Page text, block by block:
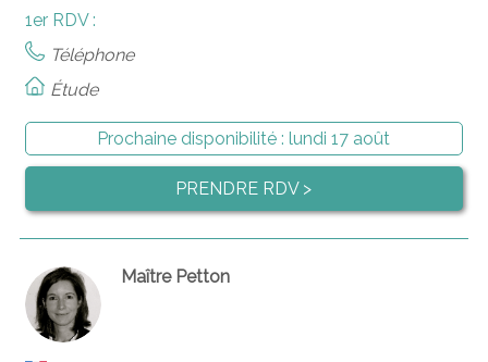
1er RDV :
Téléphone
Étude
Prochaine disponibilité :lundi 17 août
PRENDRE RDV >
Maître Petton